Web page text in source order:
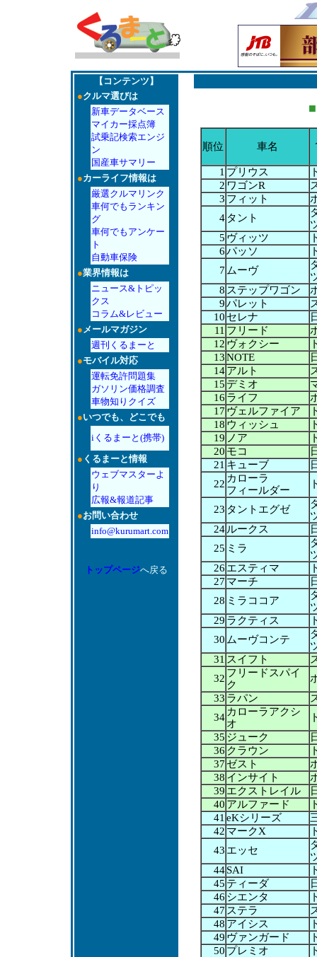
【コンテンツ】
●クルマ選びは
新車データベース
マイカー採点簿
試乗記検索エンジ
ン
国産車サマリー
●カーライフ情報は
厳選クルマリンク
車何でもランキン
グ
車何でもアンケー
ト
自動車保険
●業界情報は
ニュース&トピッ
クス
コラム&レビュー
●メールマガジン
週刊くるまーと
●モバイル対応
運転免許問題集
ガソリン価格調査
車物知りクイズ
●いつでも、どこでも
iくるまーと(携帯)
● くるまーと情報
ウェブマスターよ
り
広報&報道記事
●お問い合わせ
info@kurumart.com
トップページへ戻る
■
順位 車名
1 プリウス
2 ワゴンR
3 フィット
4 タント
5 ヴィッツ
6パッソ
7 ムーヴ
8 ステップワゴン
9パレット
10 セレナ
11 フリード
12 ヴォクシー
13NOTE
14 アルト
15 デミオ
16 ライフ
17 ヴェルファイア
18 ウィッシュ
19 ノア
20 モコ
21 キューブ
22 カローラ
フィールダー
23 タントエグゼ
24 ルークス
25 ミラ
26 エスティマ
27 マーチ
28 ミラココア
29 ラクティス
30 ムーヴコンテ
31 スイフト
32 フリードスパイ
ク
33 ラパン
34 カローラアクシ
オ
35 ジューク
36 クラウン
37 ゼスト
38 インサイト
39 エクストレイル
40 アルファード
41 eKシリーズ
42 マークX
43 エッセ
44 SAI
45 ティーダ
46 シエンタ
47 ステラ
48 アイシス
49 ヴァンガード
50 プレミオ